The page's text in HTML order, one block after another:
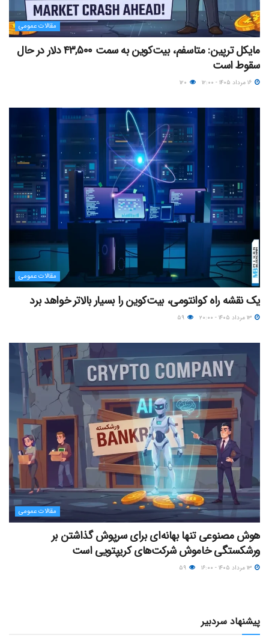
مقالات عمومی
مایکل ترپین: متاسفم، بیت‌کوین به سمت ۴۳,۵۰۰ دلار در حال
سقوط است
مقالات عمومی
یک نقشه راه کوانتومی، بیت‌کوین را بسیار بالاتر خواهد برد
مقالات عمومی
هوش مصنوعی تنها بهانه‌ای برای سرپوش گذاشتن بر
ورشکستگی خاموش شرکت‌های کریپتویی است
پیشنهاد سردبیر